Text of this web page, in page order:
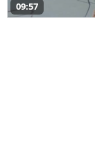
09:57